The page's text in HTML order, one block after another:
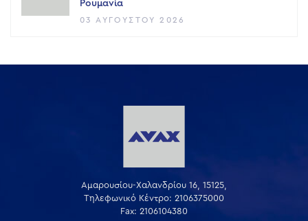
Ρουμανία
03 ΑΥΓΟΎΣΤΟΥ 2026
Αμαρουσίου-Χαλανδρίου 16, 15125,
Τηλεφωνικό Κέντρο: 2106375000
Fax: 2106104380